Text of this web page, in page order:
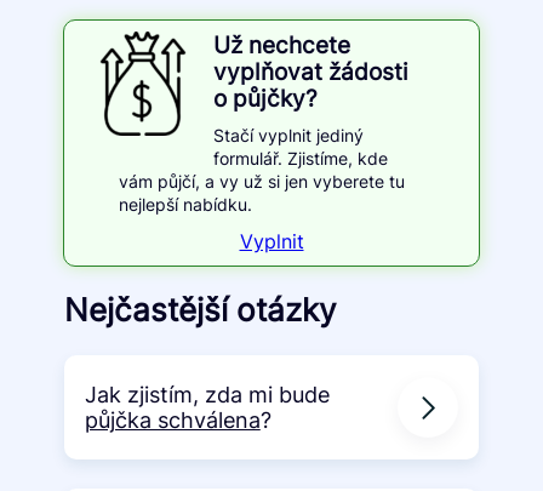
Už nechcete
vyplňovat žádosti
o půjčky?
Stačí vyplnit jediný
formulář. Zjistíme, kde
vám půjčí, a vy už si jen vyberete tu
nejlepší nabídku.
Vyplnit
Nejčastější otázky
Jak zjistím, zda mi bude
půjčka schválena?